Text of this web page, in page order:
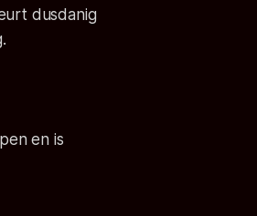
dusdanig
en is